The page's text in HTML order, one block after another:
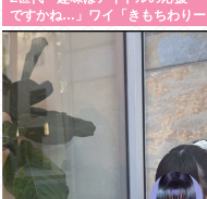
ですかね…」ワイ「きもちわりー
www」